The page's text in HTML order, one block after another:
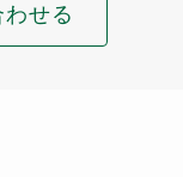
せる